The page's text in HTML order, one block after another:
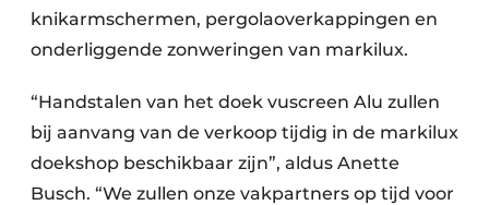
knikarmschermen, pergolaoverkappingen en
onderliggende zonweringen van markilux.
“Handstalen van het doek vuscreen Alu zullen
bij aanvang van de verkoop tijdig in de markilux
doekshop beschikbaar zijn”, aldus Anette
Busch. “We zullen onze vakpartners op tijd voor